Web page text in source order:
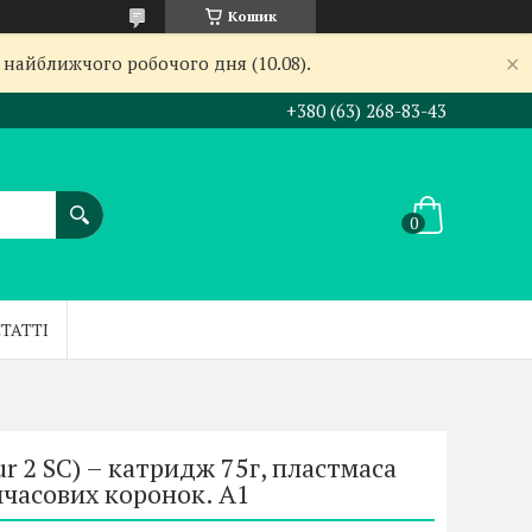
Кошик
робочого дня (10.08).
+380 (63) 268-83-43
2 SC) – катридж 75г, пластмаса
коронок. А1